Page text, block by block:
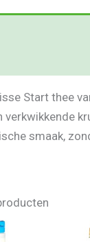
Start thee
verkwikkende
smaak,